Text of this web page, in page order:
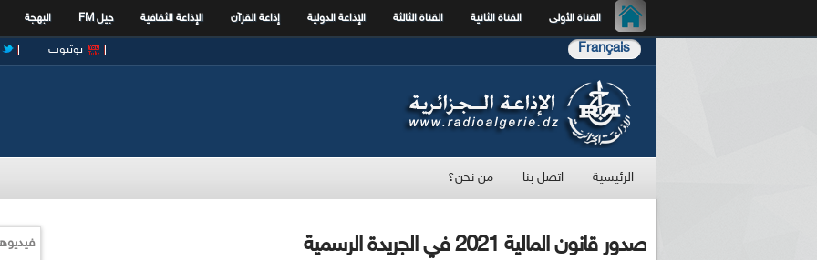
القناة الأولى القناة الثانية القناة الثالثة الإذاعة الدولية إذاعة القرآن الإذاعة الثقافية جيل FM البهجة
Français يوتيوب
الرئيسية اتصل بنا من نحن؟
صدور قانون المالية 2021 في الجريدة الرسمية